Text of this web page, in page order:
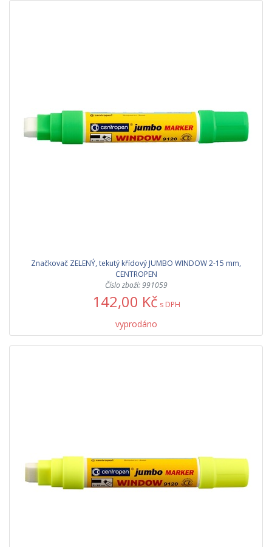
Značkovač ZELENÝ, tekutý křídový JUMBO WINDOW 2-15 mm,
CENTROPEN
Číslo zboží: 991059
142,00 Kč s DPH
vyprodáno